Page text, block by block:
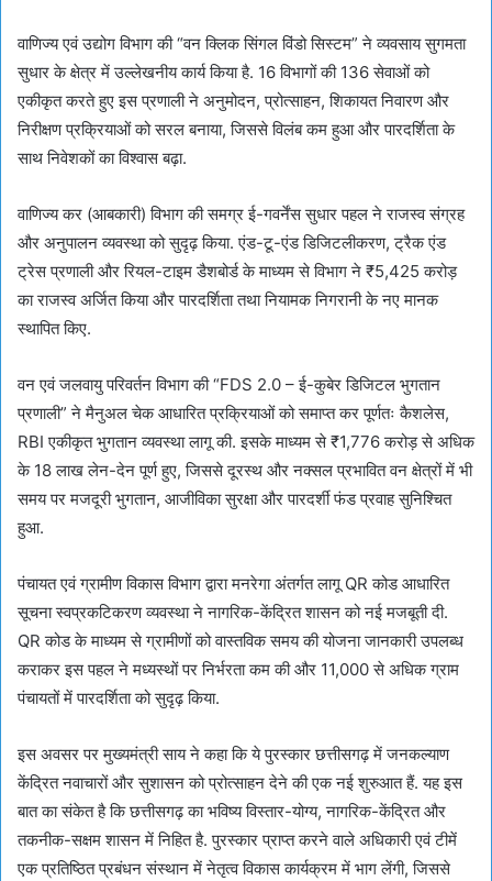
वाणिज्य एवं उद्योग विभाग की “वन क्लिक सिंगल विंडो सिस्टम” ने व्यवसाय सुगमता
सुधार के क्षेत्र में उल्लेखनीय कार्य किया है. 16 विभागों की 136 सेवाओं को
एकीकृत करते हुए इस प्रणाली ने अनुमोदन, प्रोत्साहन, शिकायत निवारण और
निरीक्षण प्रक्रियाओं को सरल बनाया, जिससे विलंब कम हुआ और पारदर्शिता के
साथ निवेशकों का विश्वास बढ़ा.
वाणिज्य कर (आबकारी) विभाग की समग्र ई-गवर्नेंस सुधार पहल ने राजस्व संग्रह
और अनुपालन व्यवस्था को सुदृढ़ किया. एंड-टू-एंड डिजिटलीकरण, ट्रैक एंड
ट्रेस प्रणाली और रियल-टाइम डैशबोर्ड के माध्यम से विभाग ने ₹5,425 करोड़
का राजस्व अर्जित किया और पारदर्शिता तथा नियामक निगरानी के नए मानक
स्थापित किए.
वन एवं जलवायु परिवर्तन विभाग की “FDS 2.0 – ई-कुबेर डिजिटल भुगतान
प्रणाली” ने मैनुअल चेक आधारित प्रक्रियाओं को समाप्त कर पूर्णतः कैशलेस,
RBI एकीकृत भुगतान व्यवस्था लागू की. इसके माध्यम से ₹1,776 करोड़ से अधिक
के 18 लाख लेन-देन पूर्ण हुए, जिससे दूरस्थ और नक्सल प्रभावित वन क्षेत्रों में भी
समय पर मजदूरी भुगतान, आजीविका सुरक्षा और पारदर्शी फंड प्रवाह सुनिश्चित
हुआ.
पंचायत एवं ग्रामीण विकास विभाग द्वारा मनरेगा अंतर्गत लागू QR कोड आधारित
सूचना स्वप्रकटिकरण व्यवस्था ने नागरिक-केंद्रित शासन को नई मजबूती दी.
QR कोड के माध्यम से ग्रामीणों को वास्तविक समय की योजना जानकारी उपलब्ध
कराकर इस पहल ने मध्यस्थों पर निर्भरता कम की और 11,000 से अधिक ग्राम
पंचायतों में पारदर्शिता को सुदृढ़ किया.
इस अवसर पर मुख्यमंत्री साय ने कहा कि ये पुरस्कार छत्तीसगढ़ में जनकल्याण
केंद्रित नवाचारों और सुशासन को प्रोत्साहन देने की एक नई शुरुआत हैं. यह इस
बात का संकेत है कि छत्तीसगढ़ का भविष्य विस्तार-योग्य, नागरिक-केंद्रित और
तकनीक-सक्षम शासन में निहित है. पुरस्कार प्राप्त करने वाले अधिकारी एवं टीमें
एक प्रतिष्ठित प्रबंधन संस्थान में नेतृत्व विकास कार्यक्रम में भाग लेंगी, जिससे